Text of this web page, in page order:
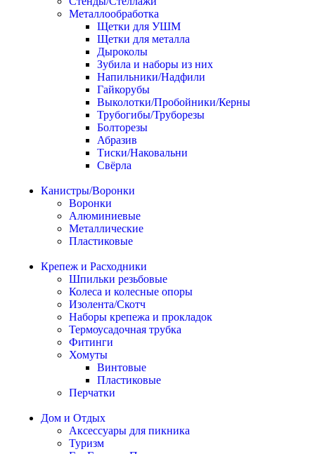
Металлообработка
Щетки для УШМ
Щетки для металла
Дыроколы
Зубила и наборы из них
Напильники/Надфили
Гайкорубы
Выколотки/Пробойники/Керны
Трубогибы/Труборезы
Болторезы
Абразив
Тиски/Наковальни
Свёрла
Канистры/Воронки
Воронки
Алюминиевые
Металлические
Пластиковые
Крепеж и Расходники
Шпильки резьбовые
Колеса и колесные опоры
Изолента/Скотч
Наборы крепежа и прокладок
Термоусадочная трубка
Фитинги
Хомуты
Винтовые
Пластиковые
Перчатки
Дом и Отдых
Аксессуары для пикника
Туризм